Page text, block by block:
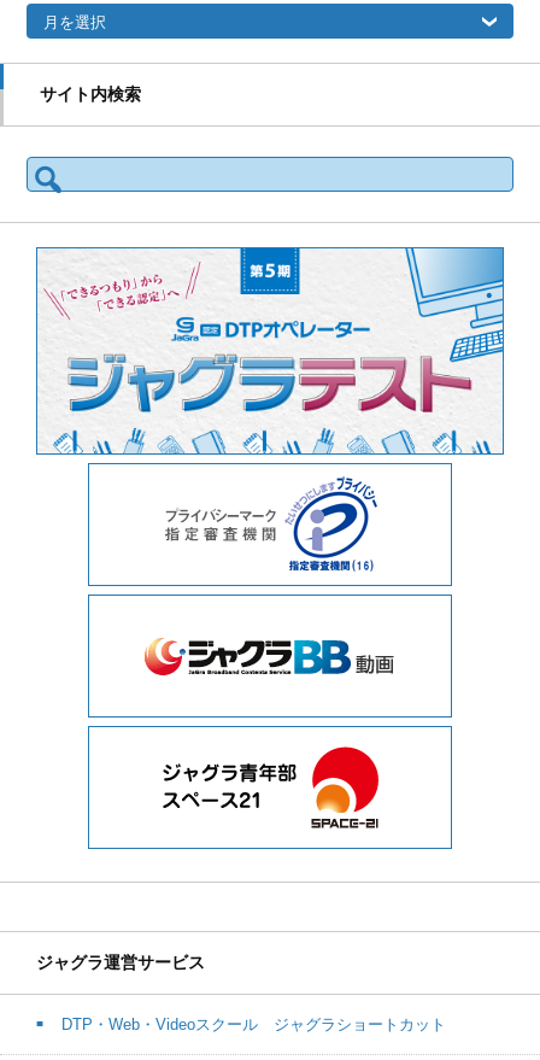
月別アーカイブ
サイト内検索
検索:
ジャグラ運営サービス
DTP・Web・Videoスクール ジャグラショートカット